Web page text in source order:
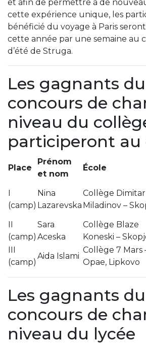
et afin de permettre à de
cette expérience unique, les
bénéficié du voyage à Paris
cette année par une semaine au
d’été de Struga.
Les gagnants du
concours de
niveau du
participeront au
Place
Prénom
et nom
École
I
(camp)
Nina
Lazarevska
Collège Dimitar
Miladinov –
II
(camp)
Sara
Aceska
Collège Blaze
Koneski –
III
(camp)
Aida Islami
Collège 7 Mars
Opae, Lipkovo
Les gagnants du
concours de
niveau du lycée